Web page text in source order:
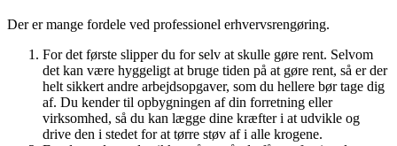
Der er mange fordele ved professionel erhvervsrengøring.
For det første slipper du for selv at skulle gøre rent. Selvom
det kan være hyggeligt at bruge tiden på at gøre rent, så er der
helt sikkert andre arbejdsopgaver, som du hellere bør tage dig
af. Du kender til opbygningen af din forretning eller
virksomhed, så du kan lægge dine kræfter i at udvikle og
drive den i stedet for at tørre støv af i alle krogene.